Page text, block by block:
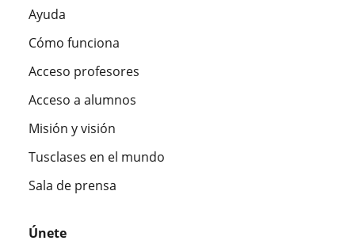
Ayuda
Cómo funciona
Acceso profesores
Acceso a alumnos
Misión y visión
Tusclases en el mundo
Sala de prensa
Únete